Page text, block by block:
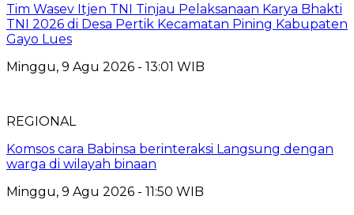
Tim Wasev Itjen TNI Tinjau Pelaksanaan Karya Bhakti
TNI 2026 di Desa Pertik Kecamatan Pining Kabupaten
Gayo Lues
Minggu, 9 Agu 2026 - 13:01 WIB
REGIONAL
Komsos cara Babinsa berinteraksi Langsung dengan
warga di wilayah binaan
Minggu, 9 Agu 2026 - 11:50 WIB